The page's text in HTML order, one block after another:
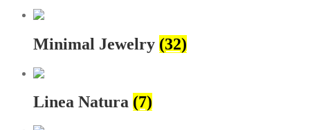
Minimal Jewelry (32)
Linea Natura (7)